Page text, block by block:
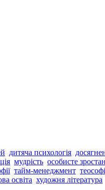
дитяча психологія
мудрість особисте
тайм-менеджмент
освіта художня література